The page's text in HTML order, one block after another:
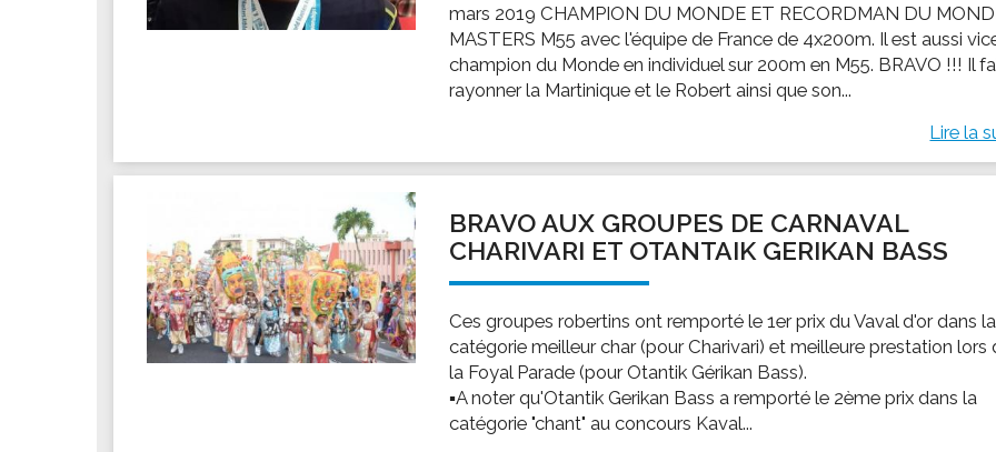
Stationnement
mars 2019 CHAMPION DU MONDE ET RECORDMAN DU
MASTERS M55 avec l'équipe de France de 4x200m. Il est aussi
champion du Monde en individuel sur 200m en M55. BRAVO !!! Il
rayonner la Martinique et le Robert ainsi que son...
Lire la
BRAVO AUX GROUPES DE CARNAVAL
CHARIVARI ET OTANTAIK GERIKAN BASS
Ces groupes robertins ont remporté le 1er prix du Vaval d'or dans la
catégorie meilleur char (pour Charivari) et meilleure prestation lors
la Foyal Parade (pour Otantik Gérikan Bass).
▪A noter qu'Otantik Gerikan Bass a remporté le 2ème prix dans la
catégorie "chant" au concours Kaval...